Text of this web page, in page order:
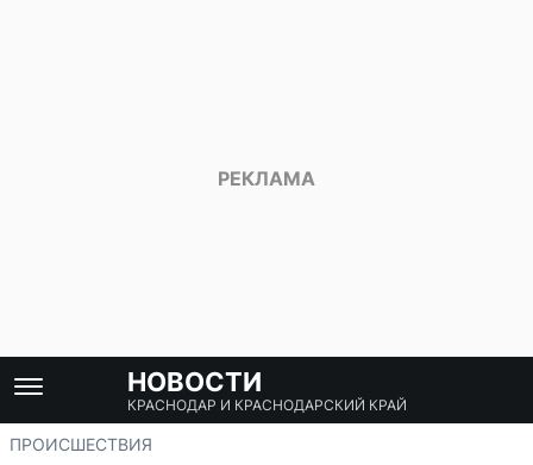
НОВОСТИ
КРАСНОДАР И КРАСНОДАРСКИЙ КРАЙ
ПРОИСШЕСТВИЯ